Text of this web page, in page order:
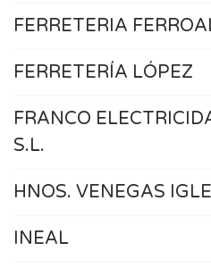
FERRETERIA
FERRETERÍA LÓPEZ
FRANCO
S.L.
HNOS. VENEGAS
INEAL